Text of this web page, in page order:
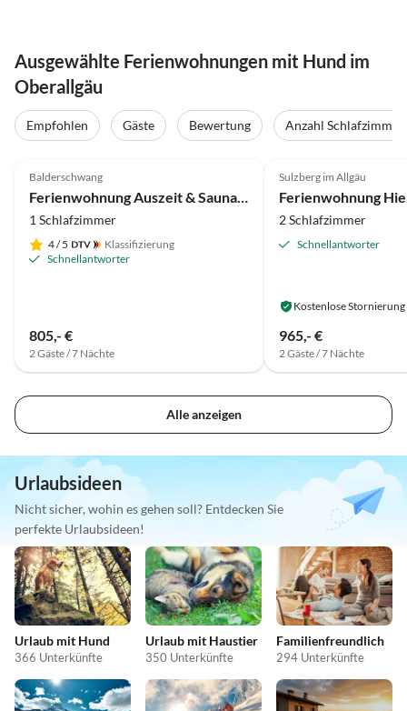
Ausgewählte Ferienwohnungen mit Hund im
Oberallgäu
Empfohlen Gäste Bewertung Anzahl Schlafzimmer
Balderschwang
Ferienwohnung Auszeit & Sauna und Hund erl.
1 Schlafzimmer
4/ 5
Klassifizierung
Schnellantworter
805,- €
2 Gäste / 7 Nächte
Sulzberg im Allgäu
Ferienwohnung
2 Schlafzimmer
Schnellantworter
Kostenlose Stornierung
965,- €
2 Gäste / 7 Nächte
Alle anzeigen
Urlaubsideen
Nicht sicher, wohin es gehen soll? Entdecken Sie
perfekte Urlaubsideen!
Urlaub mit Hund
366 Unterkünfte
Urlaub mit Haustier
350 Unterkünfte
Familienfreundlich
294 Unterkünfte